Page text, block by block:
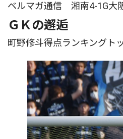
ベルマガ通信 湘南4-1G大
ＧＫの邂逅
町野修斗得点ランキングト